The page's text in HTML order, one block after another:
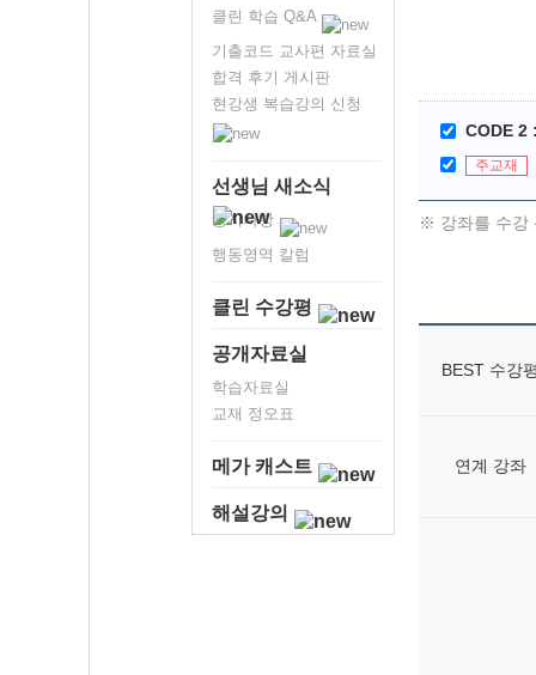
클린 학습 Q&A
기출코드 교사편 자료실
합격 후기 게시판
현강생 복습강의 신청
선생님 새소식
공지사항
행동영역 칼럼
클린 수강평
공개자료실
학습자료실
교재 정오표
메가 캐스트
해설강의
CODE 2
주교재
※ 강좌를 수강
BEST 수강
연계 강좌